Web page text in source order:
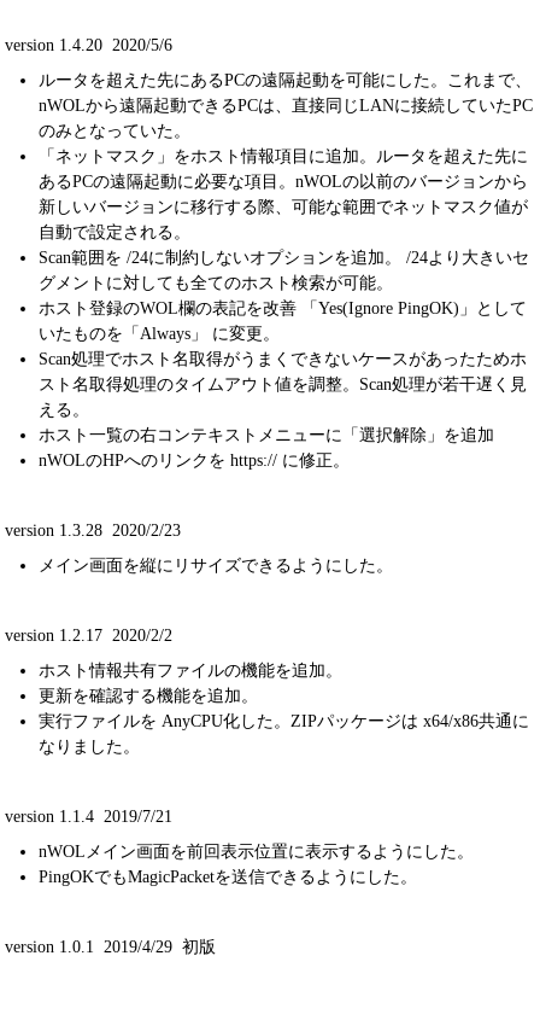
version 1.4.20 2020/5/6
ルータを超えた先にあるPCの遠隔起動を可能にした。これまで、
nWOLから遠隔起動できるPCは、直接同じLANに接続していたPC
のみとなっていた。
「ネットマスク」をホスト情報項目に追加。ルータを超えた先に
あるPCの遠隔起動に必要な項目。nWOLの以前のバージョンから
新しいバージョンに移行する際、可能な範囲でネットマスク値が
自動で設定される。
Scan範囲を /24に制約しないオプションを追加。 /24より大きいセ
グメントに対しても全てのホスト検索が可能。
ホスト登録のWOL欄の表記を改善 「Yes(Ignore PingOK)」として
いたものを「Always」 に変更。
Scan処理でホスト名取得がうまくできないケースがあったためホ
スト名取得処理のタイムアウト値を調整。Scan処理が若干遅く見
える。
ホスト一覧の右コンテキストメニューに「選択解除」を追加
nWOLのHPへのリンクを https:// に修正。
version 1.3.28 2020/2/23
メイン画面を縦にリサイズできるようにした。
version 1.2.17 2020/2/2
ホスト情報共有ファイルの機能を追加。
更新を確認する機能を追加。
実行ファイルを AnyCPU化した。ZIPパッケージは x64/x86共通に
なりました。
version 1.1.4 2019/7/21
nWOLメイン画面を前回表示位置に表示するようにした。
PingOKでもMagicPacketを送信できるようにした。
version 1.0.1 2019/4/29 初版